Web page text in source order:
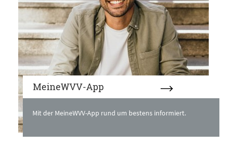
MeineWVV-App
Mit der MeineWVV-App rund um bestens informiert.